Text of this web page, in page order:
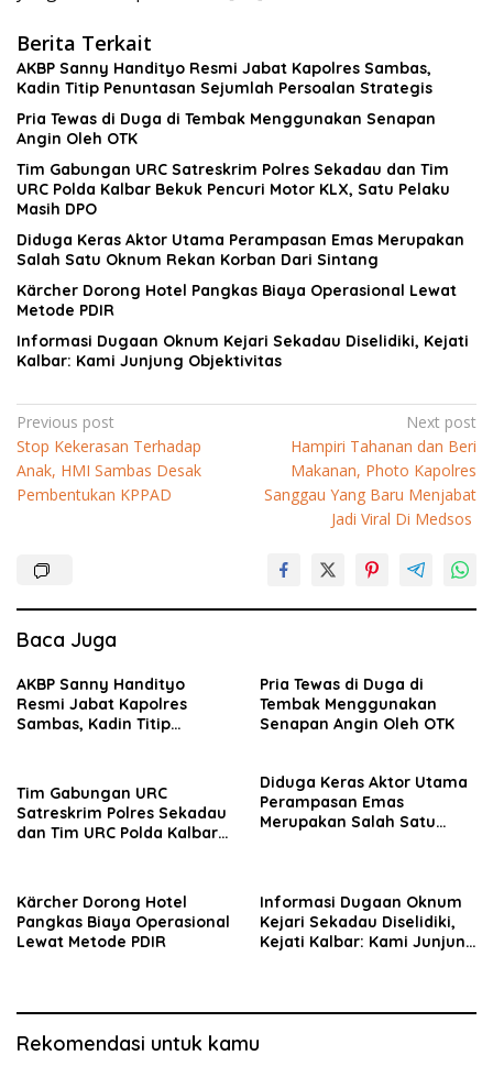
Berita Terkait
AKBP Sanny Handityo Resmi Jabat Kapolres Sambas,
Kadin Titip Penuntasan Sejumlah Persoalan Strategis
Pria Tewas di Duga di Tembak Menggunakan Senapan
Angin Oleh OTK
Tim Gabungan URC Satreskrim Polres Sekadau dan Tim
URC Polda Kalbar Bekuk Pencuri Motor KLX, Satu Pelaku
Masih DPO
Diduga Keras Aktor Utama Perampasan Emas Merupakan
Salah Satu Oknum Rekan Korban Dari Sintang
Kärcher Dorong Hotel Pangkas Biaya Operasional Lewat
Metode PDIR
Informasi Dugaan Oknum Kejari Sekadau Diselidiki, Kejati
Kalbar: Kami Junjung Objektivitas
Navigasi
pos
Previous post
Stop Kekerasan Terhadap
Anak, HMI Sambas Desak
Pembentukan KPPAD
Next post
Hampiri Tahanan dan Beri
Makanan, Photo Kapolres
Sanggau Yang Baru Menjabat
Jadi Viral Di Medsos
Baca Juga
AKBP Sanny Handityo
Resmi Jabat Kapolres
Sambas, Kadin Titip
Pria Tewas di Duga di
Tembak Menggunakan
Senapan Angin Oleh OTK
Tim Gabungan URC
Satreskrim Polres Sekadau
dan Tim URC Polda Kalbar
Diduga Keras Aktor Utama
Perampasan Emas
Merupakan Salah Satu
Kärcher Dorong Hotel
Pangkas Biaya Operasional
Lewat Metode PDIR
Informasi Dugaan Oknum
Kejari Sekadau Diselidiki,
Kejati Kalbar: Kami Junjung
Rekomendasi untuk kamu